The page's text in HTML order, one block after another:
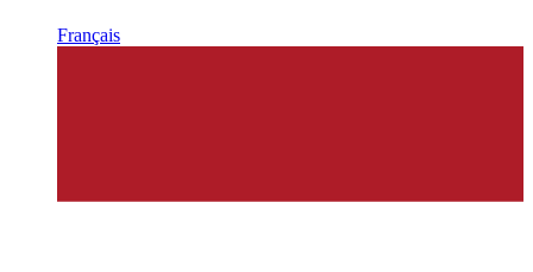
Français